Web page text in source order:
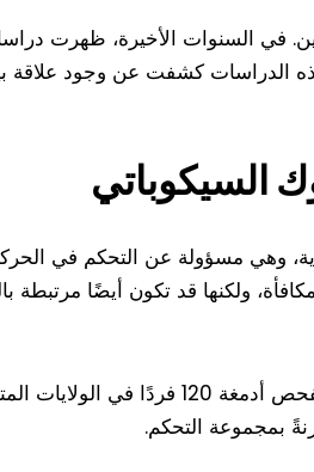
في السنوات الأخيرة، ظهرت
الدراسات كشفت عن وجود
السيكوباتي
وهي مسؤولة عن التحكم في
ولكنها قد تكون أيضًا مرتبطة
في دراسة حديثة، استخدم الباحثون التصوير